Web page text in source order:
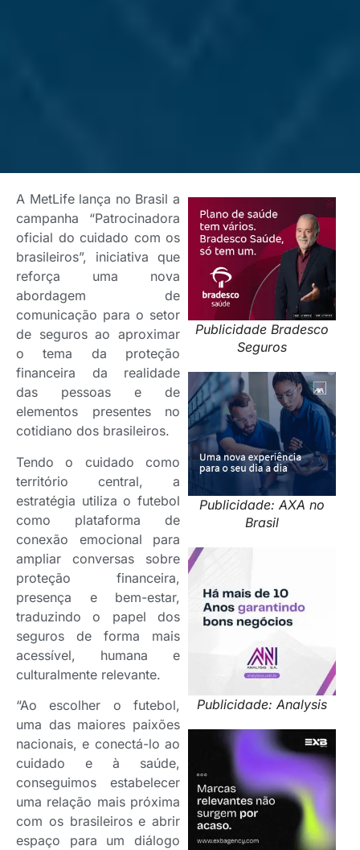
Publicidade Bradesco
Seguros
Publicidade: AXA no
Brasil
Publicidade: Analysis
A MetLife lança no Brasil a
campanha “Patrocinadora
oficial do cuidado com os
brasileiros”, iniciativa que
reforça uma nova
abordagem de
comunicação para o setor
de seguros ao aproximar
o tema da proteção
financeira da realidade
das pessoas e de
elementos presentes no
cotidiano dos brasileiros.
Tendo o cuidado como
território central, a
estratégia utiliza o futebol
como plataforma de
conexão emocional para
ampliar conversas sobre
proteção financeira,
presença e bem-estar,
traduzindo o papel dos
seguros de forma mais
acessível, humana e
culturalmente relevante.
“Ao escolher o futebol,
uma das maiores paixões
nacionais, e conectá-lo ao
cuidado e à saúde,
conseguimos estabelecer
uma relação mais próxima
com os brasileiros e abrir
espaço para um diálogo